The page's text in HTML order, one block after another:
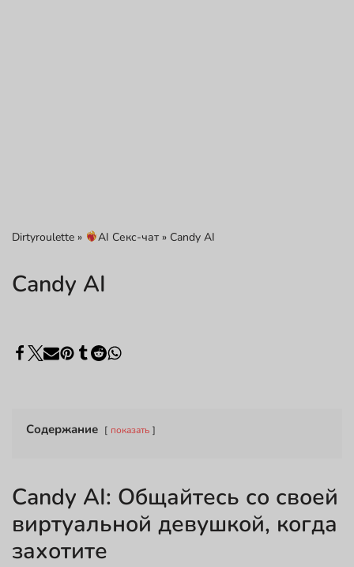
Dirtyroulette » AI Секс-чат» Candy AI
Candy AI
Содержание показать
Candy AI: Общайтесь со своей
виртуальной девушкой, когда
захотите